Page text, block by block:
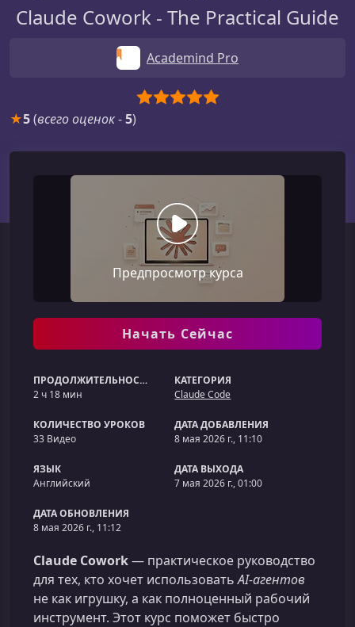
Claude Cowork - The Practical Guide
Academind Pro
★5(всего оценок-5)
Предпросмотр курса
Начать Сейчас
ПРОДОЛЖИТЕЛЬНОСТЬ
2 ч 18 мин
КАТЕГОРИЯ
Claude Code
КОЛИЧЕСТВО УРОКОВ
33 Видео
ДАТА ДОБАВЛЕНИЯ
8 мая 2026 г., 11:10
ЯЗЫК
Английский
ДАТА ВЫХОДА
7 мая 2026 г., 01:00
ДАТА ОБНОВЛЕНИЯ
8 мая 2026 г., 11:12
Claude Cowork— практическое руководство
для тех, кто хочет использоватьAI-агентов
не как игрушку, а как полноценный рабочий
инструмент. Этот курс поможет быстро